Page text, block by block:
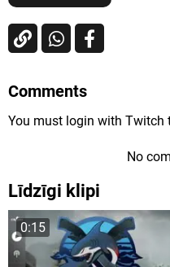
Comments
You must login with Twitch
No
Līdzīgi klipi
0:15